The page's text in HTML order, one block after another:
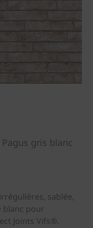
gris blanc
sablée,
blanc pour
Joints Vifs®.